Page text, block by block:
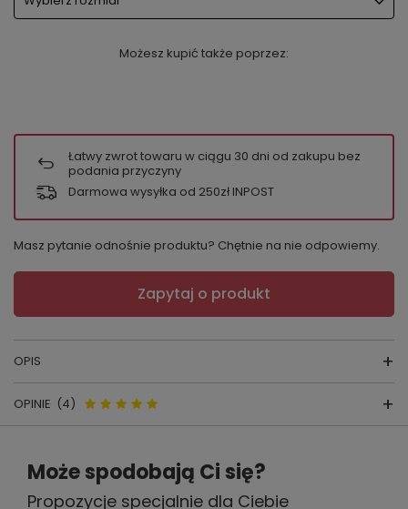
Możesz kupić także poprzez:
Łatwy zwrot towaru w ciągu 30 dni od zakupu bez
podania przyczyny
Darmowa wysyłka od 250zł INPOST
Masz pytanie odnośnie produktu? Chętnie na nie odpowiemy.
Zapytaj o produkt
OPIS
BIUSTONOSZ MK01 Ana
producent: GORSENIA
OPINIE (4)
Opinie o Gorsenia MK01 Ana
Biustonosz do karmienia - biały
Może spodobają Ci się?
Propozycje specjalnie dla Ciebie